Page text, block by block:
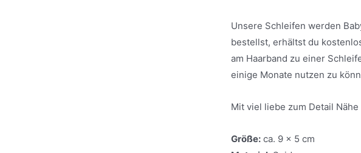
Unsere Schleifen werden
bestellst, erhältst du
am Haarband zu einer
einige Monate nutzen zu
Mit viel liebe zum Detail
Größe: ca. 9 x 5 cm